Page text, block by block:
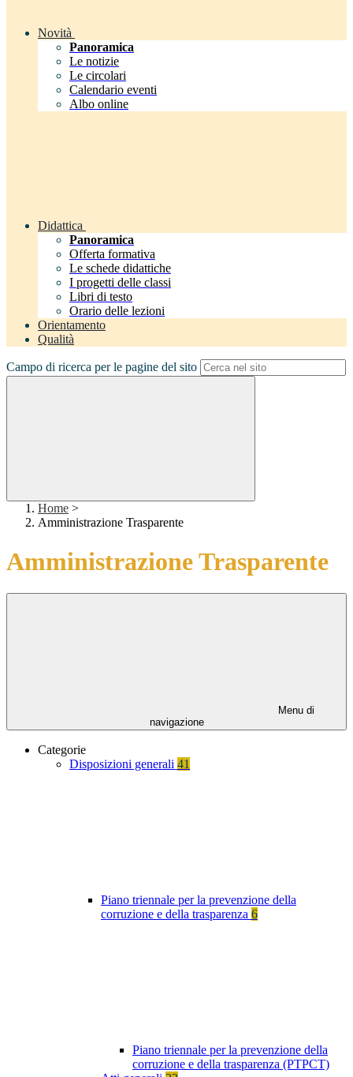
Novità
Panoramica
Le notizie
Le circolari
Calendario eventi
Albo online
Didattica
Panoramica
Offerta formativa
Le schede didattiche
I progetti delle classi
Libri di testo
Orario delle lezioni
Orientamento
Qualità
Campo di ricerca per le pagine del sito
Home >
Amministrazione Trasparente
Amministrazione Trasparente
Menu di
navigazione
Categorie
Disposizioni generali 41
Piano triennale per la prevenzione della
corruzione e della trasparenza 6
Piano triennale per la prevenzione della
corruzione e della trasparenza (PTPCT)